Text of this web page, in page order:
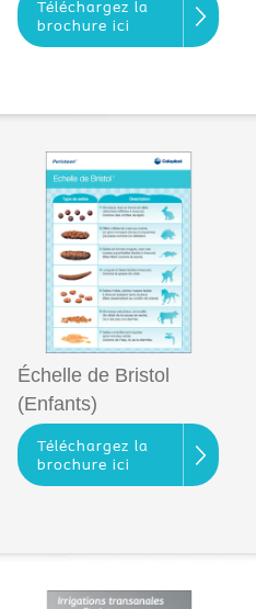
Téléchargez la
brochure ici
Échelle de Bristol
(Enfants)
Téléchargez la
brochure ici